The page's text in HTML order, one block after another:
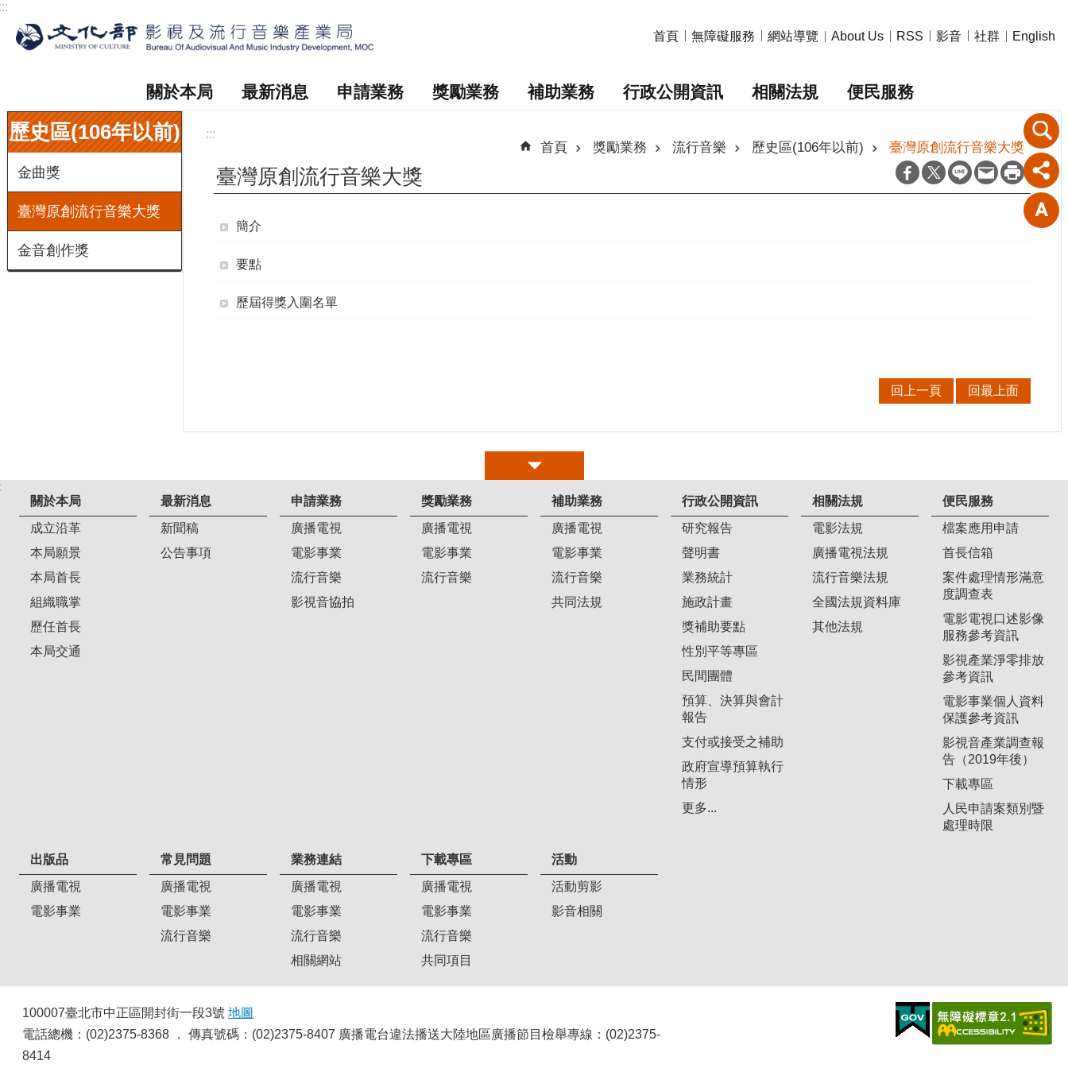
首頁 無障礙服務 網站導覽 About Us RSS 影音 社群 English
關於本局 最新消息 申請業務 獎勵業務 補助業務 行政公開資訊 相關法規 便民服務
:::
歷史區(106年以前)
金曲獎
臺灣原創流行音樂大獎
金音創作獎
:::
首頁 獎勵業務 流行音樂 歷史區(106年以前) 臺灣原創流行音樂大獎
臺灣原創流行音樂大獎
簡介
要點
歷屆得獎入圍名單
回上一頁 回最上面
關於本局
成立沿革
本局願景
本局首長
組織職掌
歷任首長
本局交通
最新消息
新聞稿
公告事項
申請業務
廣播電視
電影事業
流行音樂
影視音協拍
獎勵業務
廣播電視
電影事業
流行音樂
補助業務
廣播電視
電影事業
流行音樂
共同法規
行政公開資訊
研究報告
聲明書
業務統計
施政計畫
獎補助要點
性別平等專區
民間團體
預算、決算與會計
報告
支付或接受之補助
政府宣導預算執行
情形
更多...
相關法規
電影法規
廣播電視法規
流行音樂法規
全國法規資料庫
其他法規
便民服務
檔案應用申請
首長信箱
案件處理情形滿意
度調查表
電影電視口述影像
服務參考資訊
影視產業淨零排放
參考資訊
電影事業個人資料
保護參考資訊
影視音產業調查報
告（2019年後）
下載專區
人民申請案類別暨
處理時限
出版品
廣播電視
電影事業
常見問題
廣播電視
電影事業
流行音樂
業務連結
廣播電視
電影事業
流行音樂
相關網站
下載專區
廣播電視
電影事業
流行音樂
共同項目
活動
活動剪影
影音相關
100007臺北市中正區開封街一段3號 地圖
電話總機：(02)2375-8368 ． 傳真號碼：(02)2375-8407 廣播電台違法播送大陸地區廣播節目檢舉專線：(02)2375-
8414